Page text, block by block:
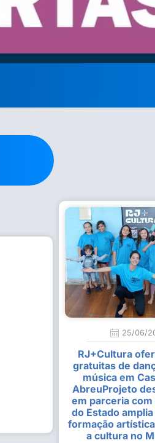
Estudantes
Busca do
9 de julho de 2026
Leia Mais
25/06/
RJ+Cultura
gratuitas de
música em
AbreuProjeto
em parceria
do Estado
formação
a cultura no